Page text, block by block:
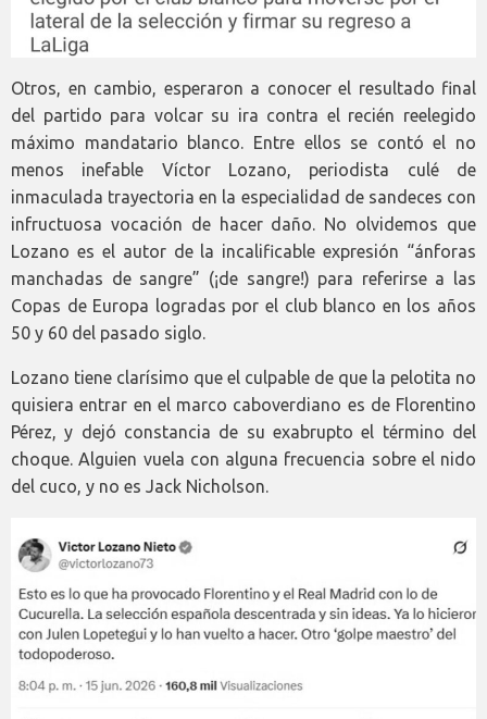
Otros, en cambio, esperaron a conocer el resultado final
del partido para volcar su ira contra el recién reelegido
máximo mandatario blanco. Entre ellos se contó el no
menos inefable Víctor Lozano, periodista culé de
inmaculada trayectoria en la especialidad de sandeces con
infructuosa vocación de hacer daño. No olvidemos que
Lozano es el autor de la incalificable expresión “ánforas
manchadas de sangre” (¡de sangre!) para referirse a las
Copas de Europa logradas por el club blanco en los años
50 y 60 del pasado siglo.
Lozano tiene clarísimo que el culpable de que la pelotita no
quisiera entrar en el marco caboverdiano es de Florentino
Pérez, y dejó constancia de su exabrupto el término del
choque. Alguien vuela con alguna frecuencia sobre el nido
del cuco, y no es Jack Nicholson.